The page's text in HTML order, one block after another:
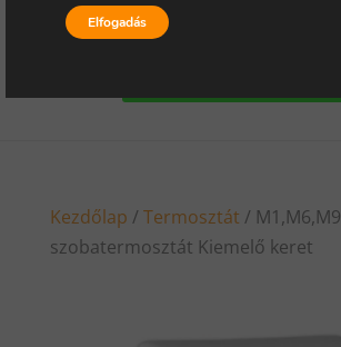
Válasszon oldalt
Kezdőlap / Termosztát / M1,M6,M9
szobatermosztát Kiemelő keret
Elfogadás